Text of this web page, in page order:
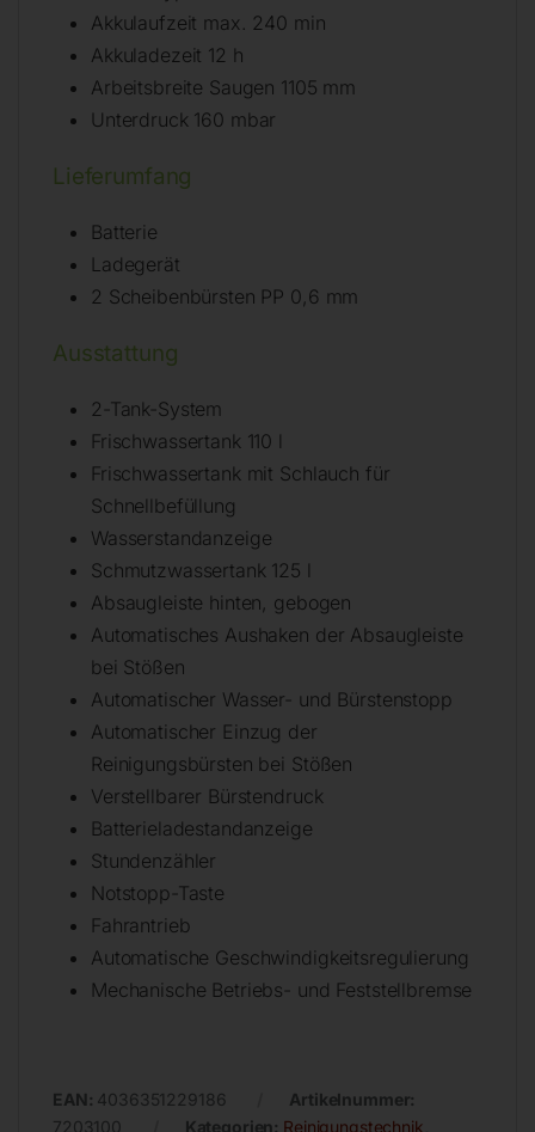
Akkulaufzeit max. 240 min
Akkuladezeit 12 h
Arbeitsbreite Saugen 1105 mm
Unterdruck 160 mbar
Lieferumfang
Batterie
Ladegerät
2 Scheibenbürsten PP 0,6 mm
Ausstattung
2-Tank-System
Frischwassertank 110 l
Frischwassertank mit Schlauch für
Schnellbefüllung
Wasserstandanzeige
Schmutzwassertank 125 l
Absaugleiste hinten, gebogen
Automatisches Aushaken der Absaugleiste
bei Stößen
Automatischer Wasser- und Bürstenstopp
Automatischer Einzug der
Reinigungsbürsten bei Stößen
Verstellbarer Bürstendruck
Batterieladestandanzeige
Stundenzähler
Notstopp-Taste
Fahrantrieb
Automatische Geschwindigkeitsregulierung
Mechanische Betriebs- und Feststellbremse
EAN: 4036351229186
Artikelnummer:
7203100
Kategorien: Reinigungstechnik